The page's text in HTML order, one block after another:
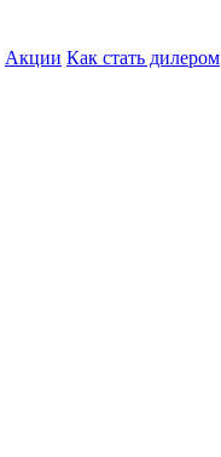
Акции Как стать дилером